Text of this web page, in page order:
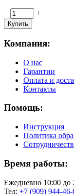
− +
Компания:
О нас
Гарантии
Оплата и
Контакты
Помощь:
Инструкция
Политика
Время работы:
Ежедневно 10:00 до
Тел: +7 (909) 944-46-